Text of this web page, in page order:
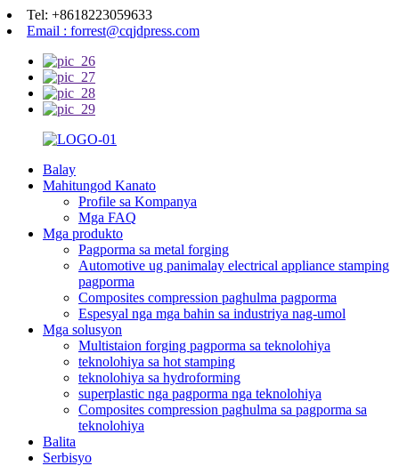
Tel: +8618223059633
Email : forrest@cqjdpress.com
Balay
Mahitungod Kanato
Profile sa Kompanya
Mga FAQ
Mga produkto
Pagporma sa metal forging
Automotive ug panimalay electrical appliance stamping
pagporma
Composites compression paghulma pagporma
Espesyal nga mga bahin sa industriya nag-umol
Mga solusyon
Multistaion forging pagporma sa teknolohiya
teknolohiya sa hot stamping
teknolohiya sa hydroforming
superplastic nga pagporma nga teknolohiya
Composites compression paghulma sa pagporma sa
teknolohiya
Balita
Serbisyo